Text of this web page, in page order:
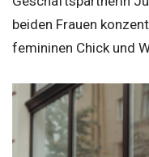
beiden Frauen
femininen Chick und